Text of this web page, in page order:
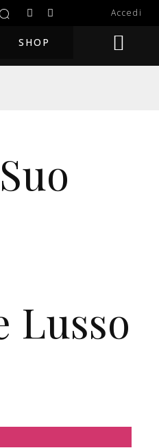
Accedi
SHOP
Lusso